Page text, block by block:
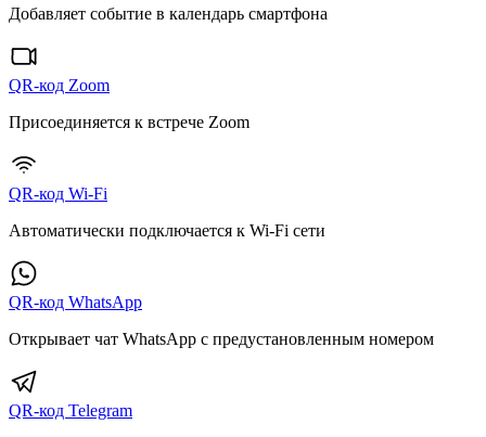
Добавляет событие в календарь смартфона
QR-код Zoom
Присоединяется к встрече Zoom
QR-код Wi-Fi
Автоматически подключается к Wi-Fi сети
QR-код WhatsApp
Открывает чат WhatsApp с предустановленным номером
QR-код Telegram